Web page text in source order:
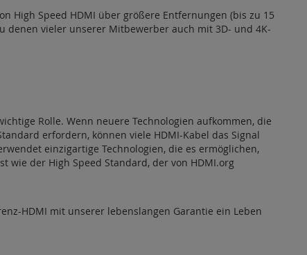
High Speed HDMI über größere Entfernungen (bis zu 15
denen vieler unserer Mitbewerber auch mit 3D- und 4K-
Rolle. Wenn neuere Technologien aufkommen, die
erfordern, können viele HDMI-Kabel das Signal
einzigartige Technologien, die es ermöglichen,
wie der High Speed Standard, der von HDMI.org
HDMI mit unserer lebenslangen Garantie ein Leben